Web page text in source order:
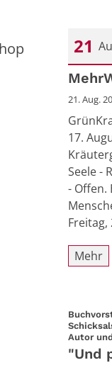
21
Datum:
21. Aug.
17.
Seele -
- Offen.
Freitag,
Mehr
Autor
"Und